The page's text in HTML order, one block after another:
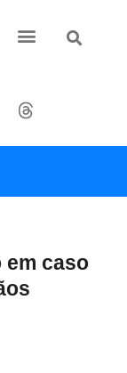
em caso